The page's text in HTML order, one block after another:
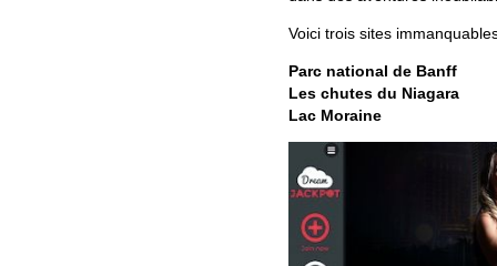
Voici trois sites
Parc national de Banff
Les chutes du Niagara
Lac Moraine